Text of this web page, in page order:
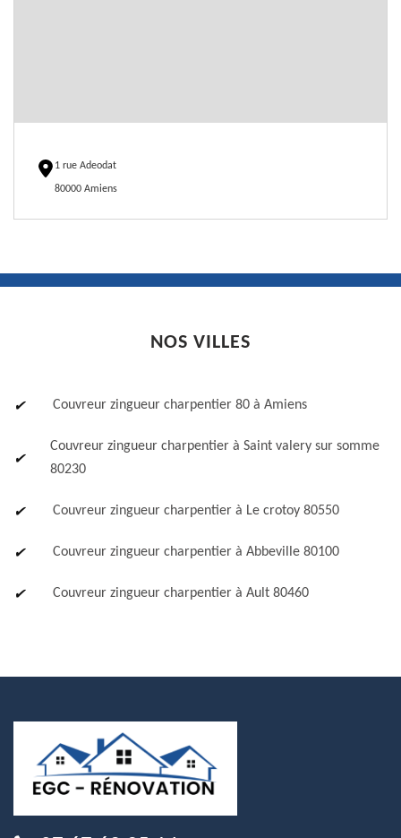
1 rue Adeodat
80000 Amiens
NOS VILLES
Couvreur zingueur charpentier 80 à Amiens
Couvreur zingueur charpentier à Saint valery sur somme
80230
Couvreur zingueur charpentier à Le crotoy 80550
Couvreur zingueur charpentier à Abbeville 80100
Couvreur zingueur charpentier à Ault 80460